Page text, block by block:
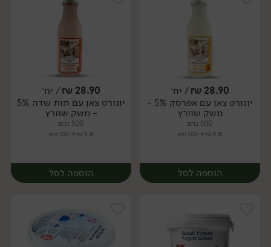
יח׳ יח׳
28.90
₪/ יח׳
יוגורט צאן עם אפרסק 5% -
משק שוורץ
500 גרם
5.78 ₪ ל-100 גרם
הוספה לסל
28.90
₪/ יח׳
יוגורט צאן עם תות שדה 5%
- משק שוורץ
500 גרם
5.78 ₪ ל-100 גרם
הוספה לסל